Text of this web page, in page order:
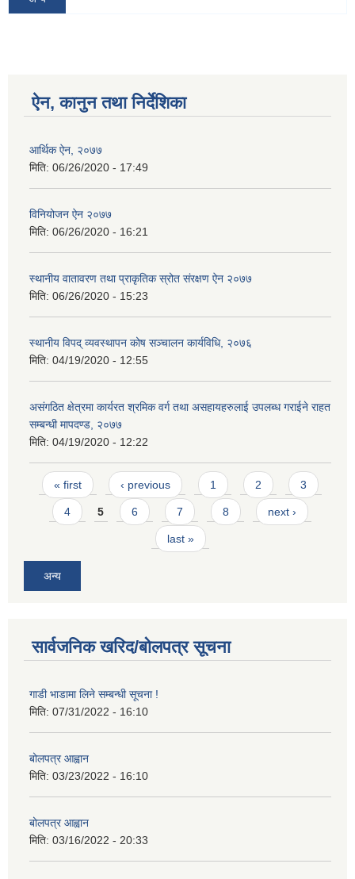
ऐन, कानुन तथा निर्देशिका
आर्थिक ऐन, २०७७
मिति: 06/26/2020 - 17:49
विनियोजन ऐन २०७७
मिति: 06/26/2020 - 16:21
स्थानीय वातावरण तथा प्राकृतिक स्रोत संरक्षण ऐन २०७७
मिति: 06/26/2020 - 15:23
स्थानीय विपद् व्यवस्थापन कोष सञ्चालन कार्यविधि, २०७६
मिति: 04/19/2020 - 12:55
असंगठित क्षेत्रमा कार्यरत श्रमिक वर्ग तथा असहायहरुलाई उपलब्ध गराईने राहत
सम्बन्धी मापदण्ड, २०७७
मिति: 04/19/2020 - 12:22
Pages
« first ‹ previous 1 2 3
4 5 6 7 8 next ›
last »
अन्य
सार्वजनिक खरिद/बोलपत्र सूचना
गाडी भाडामा लिने सम्बन्धी सूचना !
मिति: 07/31/2022 - 16:10
बोलपत्र आह्वान
मिति: 03/23/2022 - 16:10
बोलपत्र आह्वान
मिति: 03/16/2022 - 20:33